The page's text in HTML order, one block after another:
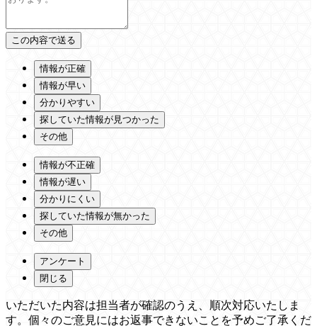
情報が正確
情報が早い
分かりやすい
探していた情報が見つかった
その他
情報が不正確
情報が遅い
分かりにくい
探していた情報が無かった
その他
アンケート
閉じる
いただいた内容は担当者が確認のうえ、順次対応いたしま
す。個々のご意見にはお返事できないことを予めご了承くだ